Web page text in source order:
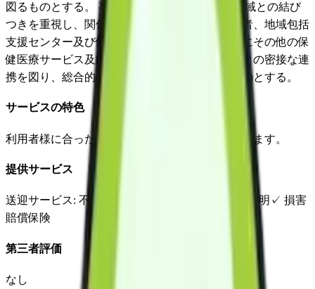
図るものとする。 事業の実施に当たっては、地域との結び
つきを重視し、関係市町村、居宅介護支援事業者、地域包括
支援センター及び他の居宅サービス事業者並びにその他の保
健医療サービス及び福祉サービスを提供する者との密接な連
携を図り、総合的なサービスの提供に努めるものとする。
サービスの特色
利用者様に合った福祉用具の提案、ご案内を行います。
提供サービス
送迎サービス: 不明 : 不明 ✓ 損害
賠償保険
第三者評価
なし